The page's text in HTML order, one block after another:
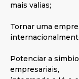
mais valias;
Tornar uma
Potenciar a
empresariais,